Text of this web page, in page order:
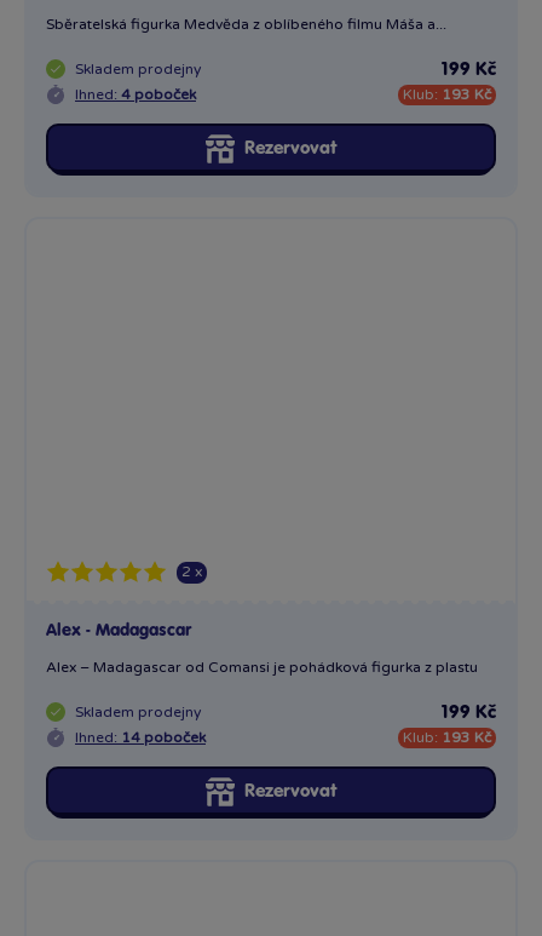
Alex – Madagascar od Comansi je pohádková figurka z plastu
Skladem prodejny
Ihned: 14 poboček
199 Kč
Klub: 193 Kč
Rezervovat
Liga spravedlnosti Wonder Women
Figurky od značky Comansi, které vás zaujmou svou...
Skladem prodejny
Ihned: 2 poboček
179 Kč
Klub: 174 Kč
Rezervovat